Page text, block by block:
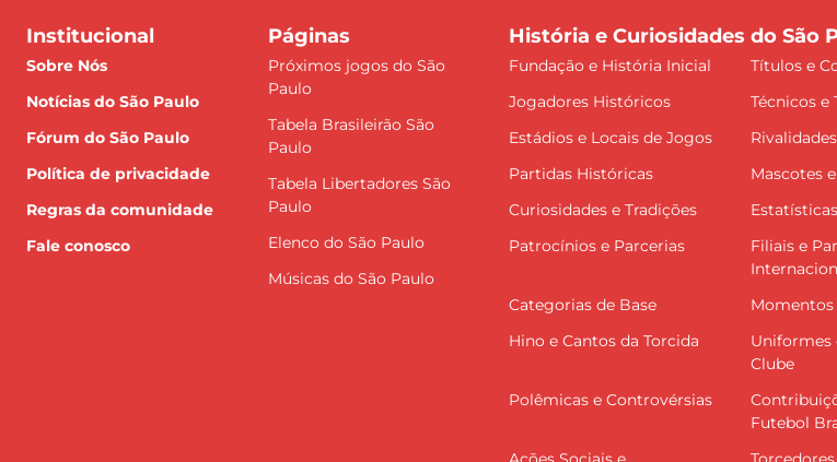
Institucional
Sobre Nós
Notícias do São Paulo
Fórum do São Paulo
Política de privacidade
Regras da comunidade
Fale conosco
Páginas
Próximos jogos do São
Paulo
Tabela Brasileirão São
Paulo
Tabela Libertadores São
Paulo
Elenco do São Paulo
Músicas do São Paulo
História e Curiosidades do São
Fundação e História Inicial
Títulos e
Jogadores Históricos
Técnicos e
Estádios e Locais de Jogos
Partidas Históricas
Mascotes
Curiosidades e Tradições
Patrocínios e Parcerias
Filiais e
Categorias de Base
Hino e Cantos da Torcida
Uniformes
Clube
Polêmicas e Controvérsias
Futebol